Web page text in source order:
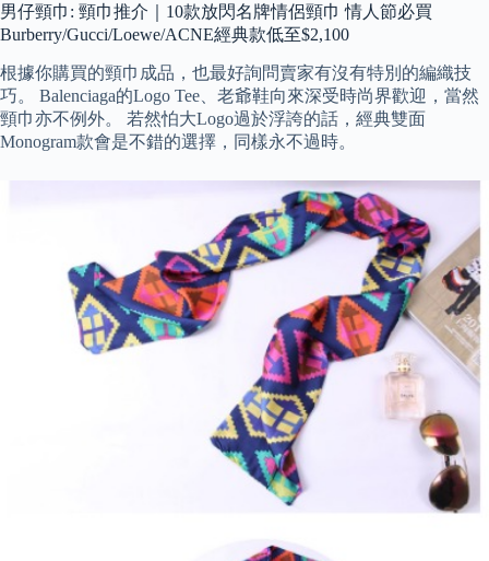
男仔頸巾: 頸巾推介｜10款放閃名牌情侶頸巾 情人節必買
Burberry/Gucci/Loewe/ACNE經典款低至$2,100
根據你購買的頸巾成品，也最好詢問賣家有沒有特別的編織技
巧。 Balenciaga的Logo Tee、老爺鞋向來深受時尚界歡迎，當然
頸巾亦不例外。 若然怕大Logo過於浮誇的話，經典雙面
Monogram款會是不錯的選擇，同樣永不過時。